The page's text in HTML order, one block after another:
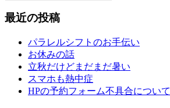
最近の投稿
パラレルシフトのお手伝い
お休みの話
立秋だけどまだまだ暑い
スマホも熱中症
HPの予約フォーム不具合について